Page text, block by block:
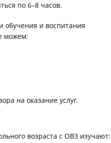
по 6–8 часов.
обучения и воспитания
можем:
на оказание услуг.
возраста с ОВЗ изучают: